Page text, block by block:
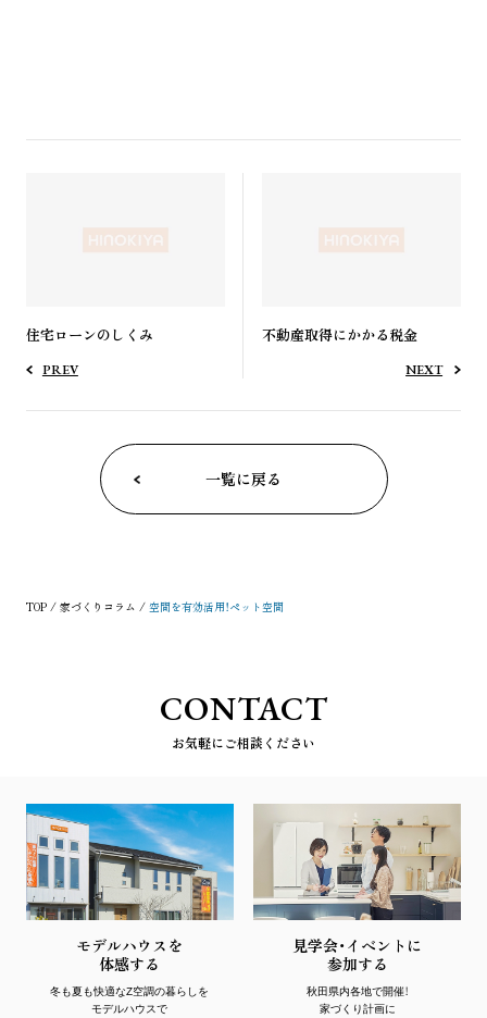
TOP 家づくりコラム 空間を有効活用！ペット空間
住宅ローンのしくみ
PREV
不動産取得にかかる税金
NEXT
一覧に戻る
CONTACT
お気軽にご相談ください
モデルハウスを
体感する
冬も夏も快適なZ空調の暮らしを
モデルハウスで
見学会・イベントに
参加する
秋田県内各地で開催！
家づくり計画に